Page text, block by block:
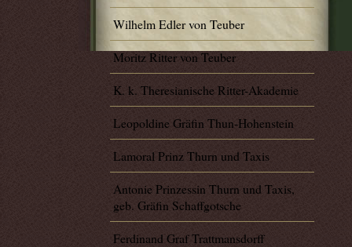
Wilhelm Edler von Teuber
Moritz Ritter von Teuber
K. k. Theresianische Ritter-Akademie
Leopoldine Gräfin Thun-Hohenstein
Lamoral Prinz Thurn und Taxis
Antonie Prinzessin Thurn und Taxis,
geb. Gräfin Schaffgotsche
Ferdinand Graf Trattmansdorff